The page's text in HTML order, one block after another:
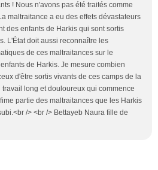
! Nous n'avons pas été traités comme
maltraitance a eu des effets dévastateurs
des enfants de Harkis qui sont sortis
L'État doit aussi reconnaître les
de ces maltraitances sur le
de Harkis. Je mesure combien
d'être sortis vivants de ces camps de la
travail long et douloureux qui commence
partie des maltraitances que les Harkis
/> <br /> Bettayeb Naura fille de